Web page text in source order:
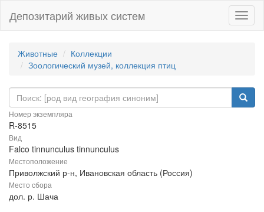
Депозитарий живых систем
Животные
Коллекции
Зоологический музей, коллекция птиц
Номер экземпляра
R-8515
Вид
Falco tinnunculus tinnunculus
Местоположение
Приволжский р-н, Ивановская область (Россия)
Место сбора
дол. р. Шача